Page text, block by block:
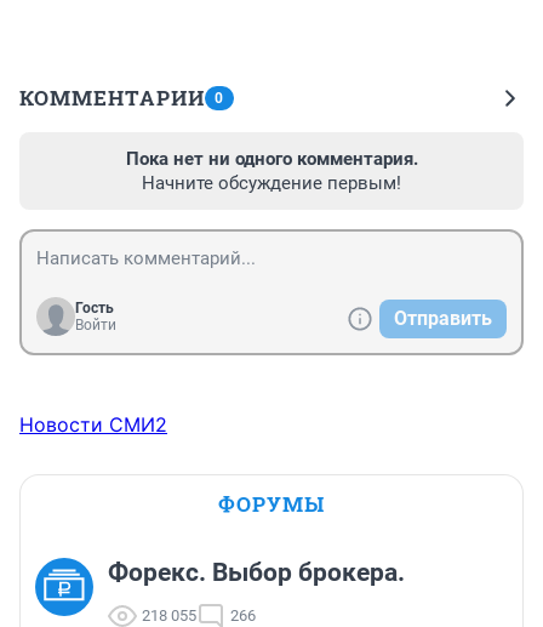
КОММЕНТАРИИ 0
Пока нет ни одного комментария.
Начните обсуждение первым!
Гость
Войти
Отправить
Новости СМИ2
ФОРУМЫ
Форекс. Выбор брокера.
218 055 266